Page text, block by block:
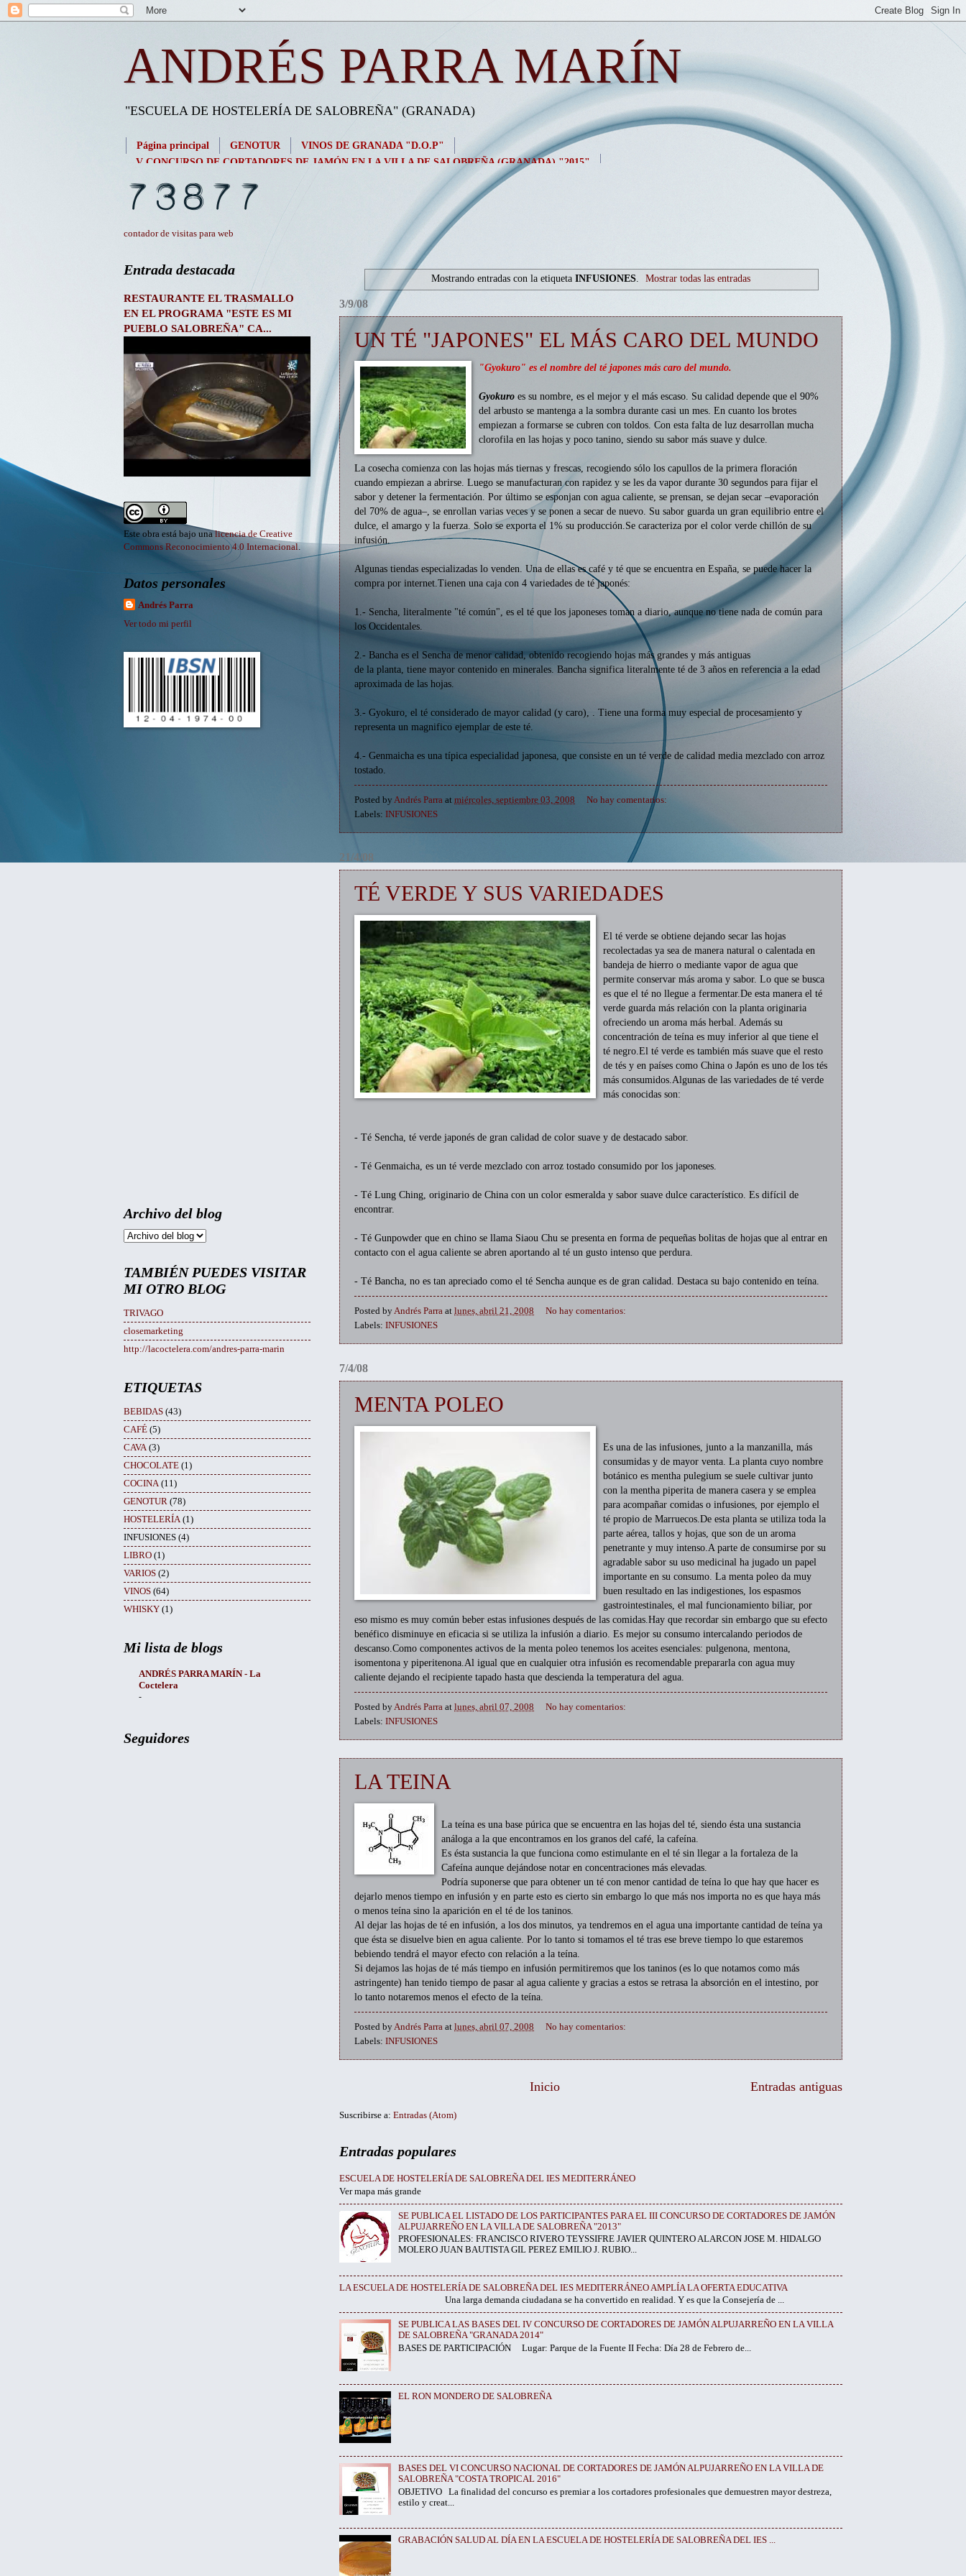
ANDRÉS PARRA MARÍN
"ESCUELA DE HOSTELERÍA DE SALOBREÑA" (GRANADA)
Página principal GENOTUR
VINOS DE GRANADA "D.O.P"
V CONCURSO DE CORTADORES DE JAMÓN EN LA VILLA DE SALOBREÑA (GRANADA) "2015"
contador de visitas para web
Mostrando entradas con la etiqueta INFUSIONES. Mostrar todas las entradas
3/9/08
UN TÉ "JAPONES" EL MÁS CARO DEL MUNDO
"Gyokuro" es el nombre del té japones más caro del mundo.
Gyokuro es su nombre, es el mejor y el más escaso. Su calidad depende que el 90%
del arbusto se mantenga a la sombra durante casi un mes. En cuanto los brotes
empiezan a formarse se cubren con toldos. Con esta falta de luz desarrollan mucha
clorofila en las hojas y poco tanino, siendo su sabor más suave y dulce.
La cosecha comienza con las hojas más tiernas y frescas, recogiendo sólo los capullos de la primera floración
cuando empiezan a abrirse. Luego se manufacturan con rapidez y se les da vapor durante 30 segundos para fijar el
sabor y detener la fermentación. Por último se esponjan con agua caliente, se prensan, se dejan secar –evaporación
del 70% de agua–, se enrollan varias veces y se ponen a secar de nuevo. Su sabor guarda un gran equilibrio entre el
dulce, el amargo y la fuerza. Solo se exporta el 1% su producción.Se caracteriza por el color verde chillón de su
infusión.
Algunas tiendas especializadas lo venden. Una de ellas es café y té que se encuentra en España, se puede hacer la
compra por internet.Tienen una caja con 4 variedades de té japonés:
1.- Sencha, literalmente "té común", es el té que los japoneses toman a diario, aunque no tiene nada de común para
los Occidentales.
2.- Bancha es el Sencha de menor calidad, obtenido recogiendo hojas más grandes y más antiguas
de la planta, tiene mayor contenido en minerales. Bancha significa literalmente té de 3 años en referencia a la edad
aproximada de las hojas.
3.- Gyokuro, el té considerado de mayor calidad (y caro), . Tiene una forma muy especial de procesamiento y
representa un magnifico ejemplar de este té.
4.- Genmaicha es una típica especialidad japonesa, que consiste en un té verde de calidad media mezclado con arroz
tostado.
Posted by Andrés Parra at miércoles, septiembre 03, 2008
No hay comentarios:
Labels: INFUSIONES
21/4/08
TÉ VERDE Y SUS VARIEDADES
El té verde se obtiene dejando secar las hojas
recolectadas ya sea de manera natural o calentada en
bandeja de hierro o mediante vapor de agua que
permite conservar más aroma y sabor. Lo que se busca
es que el té no llegue a fermentar.De esta manera el té
verde guarda más relación con la planta originaria
ofreciendo un aroma más herbal. Además su
concentración de teína es muy inferior al que tiene el
té negro.El té verde es también más suave que el resto
de tés y en países como China o Japón es uno de los tés
más consumidos.Algunas de las variedades de té verde
más conocidas son:
- Té Sencha, té verde japonés de gran calidad de color suave y de destacado sabor.
- Té Genmaicha, es un té verde mezclado con arroz tostado consumido por los japoneses.
- Té Lung Ching, originario de China con un color esmeralda y sabor suave dulce característico. Es difícil de
encontrar.
- Té Gunpowder que en chino se llama Siaou Chu se presenta en forma de pequeñas bolitas de hojas que al entrar en
contacto con el agua caliente se abren aportando al té un gusto intenso que perdura.
- Té Bancha, no es tan apreciado como el té Sencha aunque es de gran calidad. Destaca su bajo contenido en teína.
Posted byAndrés Parra at lunes, abril 21, 2008
No hay comentarios:
Labels: INFUSIONES
7/4/08
MENTA POLEO
Es una de las infusiones, junto a la manzanilla, más
consumidas y de mayor venta. La planta cuyo nombre
botánico es mentha pulegium se suele cultivar junto
con la mentha piperita de manera casera y se emplea
para acompañar comidas o infusiones, por ejemplo el
té propio de Marruecos.De esta planta se utiliza toda la
parte aérea, tallos y hojas, que son de un aroma
penetrante y muy intenso.A parte de consumirse por su
agradable sabor su uso medicinal ha jugado un papel
importante en su consumo. La menta poleo da muy
buen resultado en las indigestiones, los espasmos
gastrointestinales, el mal funcionamiento biliar, por
eso mismo es muy común beber estas infusiones después de las comidas.Hay que recordar sin embargo que su efecto
benéfico disminuye en eficacia si se utiliza la infusión a diario. Es mejor su consumo intercalando periodos de
descanso.Como componentes activos de la menta poleo tenemos los aceites esenciales: pulgenona, mentona,
isomentona y piperitenona.Al igual que en cualquier otra infusión es recomendable prepararla con agua muy
caliente dejando el recipiente tapado hasta que descienda la temperatura del agua.
Posted byAndrés Parra at lunes, abril 07, 2008
No hay comentarios:
Labels: INFUSIONES
LA TEINA
La teína es una base púrica que se encuentra en las hojas del té, siendo ésta una sustancia
análoga a la que encontramos en los granos del café, la cafeína.
Es ésta sustancia la que funciona como estimulante en el té sin llegar a la fortaleza de la
Cafeína aunque dejándose notar en concentraciones más elevadas.
Podría suponerse que para obtener un té con menor cantidad de teína lo que hay que hacer es
dejarlo menos tiempo en infusión y en parte esto es cierto sin embargo lo que más nos importa no es que haya más
o menos teína sino la aparición en el té de los taninos.
Al dejar las hojas de té en infusión, a los dos minutos, ya tendremos en el agua una importante cantidad de teína ya
que ésta se disuelve bien en agua caliente. Por lo tanto si tomamos el té tras ese breve tiempo lo que estaremos
bebiendo tendrá el mayor efecto con relación a la teína.
Si dejamos las hojas de té más tiempo en infusión permitiremos que los taninos (es lo que notamos como más
astringente) han tenido tiempo de pasar al agua caliente y gracias a estos se retrasa la absorción en el intestino, por
lo tanto notaremos menos el efecto de la teína.
Posted byAndrés Parra at lunes, abril 07, 2008
No hay comentarios:
Labels: INFUSIONES
Entradas antiguas
Inicio
Suscribirse a: Entradas (Atom)
Entradas populares
ESCUELA DE HOSTELERÍA DE SALOBREÑA DEL IES MEDITERRÁNEO
Ver mapa más grande
SE PUBLICA EL LISTADO DE LOS PARTICIPANTES PARA EL III CONCURSO DE CORTADORES DE JAMÓN
ALPUJARREÑO EN LA VILLA DE SALOBREÑA "2013"
PROFESIONALES: FRANCISCO RIVERO TEYSSIFRE JAVIER QUINTERO ALARCON JOSE M. HIDALGO
MOLERO JUAN BAUTISTA GIL PEREZ EMILIO J. RUBIO...
LA ESCUELA DE HOSTELERÍA DE SALOBREÑA DEL IES MEDITERRÁNEO AMPLÍA LA OFERTA EDUCATIVA
Una larga demanda ciudadana se ha convertido en realidad. Y es que la Consejería de ...
SE PUBLICA LAS BASES DEL IV CONCURSO DE CORTADORES DE JAMÓN ALPUJARREÑO EN LA VILLA
DE SALOBREÑA "GRANADA 2014"
BASES DE PARTICIPACIÓN Lugar: Parque de la Fuente II Fecha: Día 28 de Febrero de...
EL RON MONDERO DE SALOBREÑA
BASES DEL VI CONCURSO NACIONAL DE CORTADORES DE JAMÓN ALPUJARREÑO EN LA VILLA DE
SALOBREÑA "COSTA TROPICAL 2016"
OBJETIVO La finalidad del concurso es premiar a los cortadores profesionales que demuestren mayor destreza,
estilo y creat...
GRABACIÓN SALUD AL DÍA EN LA ESCUELA DE HOSTELERÍA DE SALOBREÑA DEL IES ...
Entrada destacada
RESTAURANTE EL TRASMALLO
EN EL PROGRAMA "ESTE ES MI
PUEBLO SALOBREÑA" CA...
Este obra está bajo unalicencia de Creative
Commons Reconocimiento 4.0 Internacional.
Datos personales
Andrés Parra
Ver todo mi perfil
Archivo del blog
TAMBIÉN PUEDES VISITAR
MI OTRO BLOG
TRIVAGO
closemarketing
http://lacoctelera.com/andres-parra-marin
ETIQUETAS
BEBIDAS (43)
CAFÉ (5)
CAVA (3)
CHOCOLATE (1)
COCINA (11)
GENOTUR (78)
HOSTELERÍA (1)
INFUSIONES (4)
LIBRO (1)
VARIOS (2)
VINOS (64)
WHISKY (1)
Mi lista de blogs
ANDRÉS PARRA MARÍN - La
Coctelera
-
Seguidores